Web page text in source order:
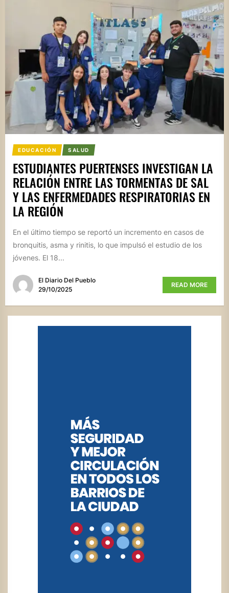
EDUCACIÓN SALUD
ESTUDIANTES PUERTENSES INVESTIGAN LA
RELACIÓN ENTRE LAS TORMENTAS DE SAL
Y LAS ENFERMEDADES RESPIRATORIAS EN
LA REGIÓN
En el último tiempo se reportó un incremento en casos de
bronquitis, asma y rinitis, lo que impulsó el estudio de los
jóvenes. El 18...
El Diario Del Pueblo
29/10/2025
READ MORE